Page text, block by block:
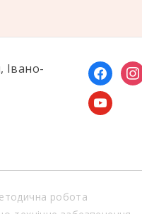
Івано-
facebook
youtube
робота